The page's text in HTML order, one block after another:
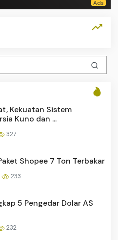
Kekuatan Sistem
Kuno dan ...
327
Shopee 7 Ton Terbakar
233
5 Pengedar Dolar AS
232